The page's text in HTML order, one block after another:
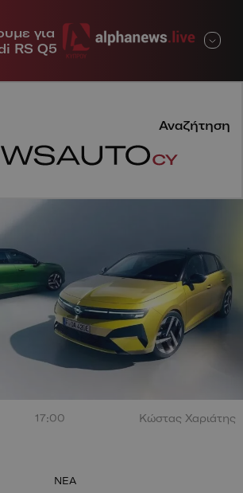
για
RS Q5
Αναζήτηση
από
17:00 Κώστας Χαριάτης
NEA